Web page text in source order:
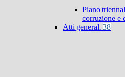
Piano
corruzione e
Atti generali 38